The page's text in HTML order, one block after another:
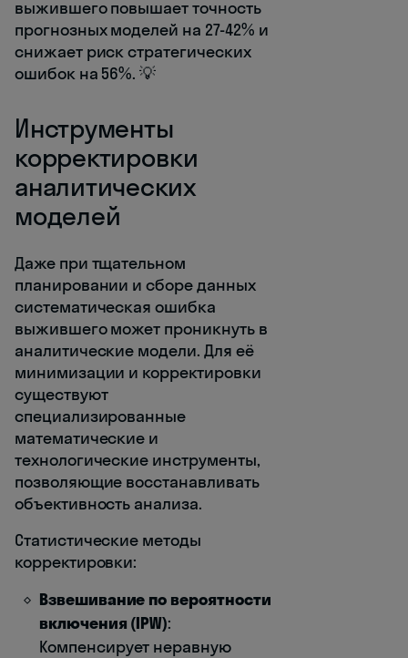
выжившего повышает точность
прогнозных моделей на 27-42% и
снижает риск стратегических
ошибок на 56%. 💡
Инструменты
корректировки
аналитических
моделей
Даже при тщательном
планировании и сборе данных
систематическая ошибка
выжившего может проникнуть в
аналитические модели. Для её
минимизации и корректировки
существуют
специализированные
математические и
технологические инструменты,
позволяющие восстанавливать
объективность анализа.
Статистические методы
корректировки:
Взвешивание по вероятности
включения (IPW):
Компенсирует неравную